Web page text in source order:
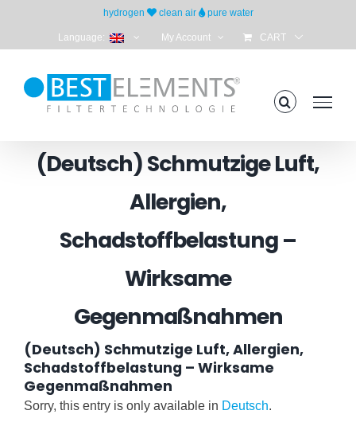
hydrogen clean air pure water
Language: My Account CART
(Deutsch) Schmutzige Luft,
Allergien,
Schadstoffbelastung –
Wirksame
Gegenmaßnahmen
(Deutsch) Schmutzige Luft, Allergien,
Schadstoffbelastung – Wirksame
Gegenmaßnahmen
Sorry, this entry is only available in Deutsch.